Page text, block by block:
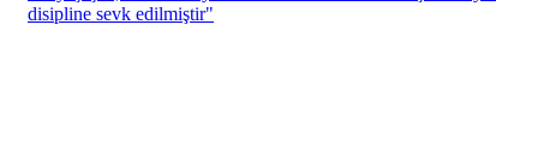
disipline sevk edilmiştir"